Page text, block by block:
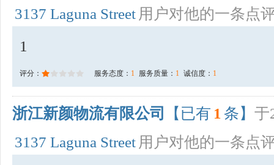
3137 Laguna Street 用户对他的一条点
1
评分： 服务态度： 1 服务质量： 1 诚信度： 1
浙江新颜物流有限公司 【已有 1 条】 于
3137 Laguna Street 用户对他的一条点